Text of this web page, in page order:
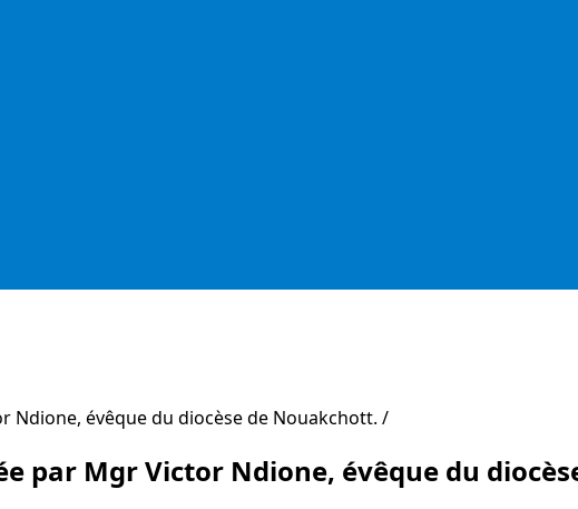
Ndione, évêque du diocèse de Nouakchott.
par Mgr Victor Ndione, évêque du